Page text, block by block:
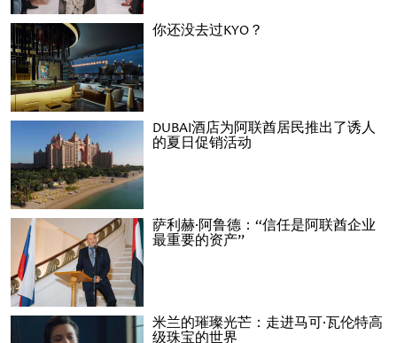
你还没去过KYO？
DUBAI酒店为阿联酋居民推出了诱人
的夏日促销活动
萨利赫·阿鲁德：“信任是阿联酋企业
最重要的资产”
米兰的璀璨光芒：走进马可·瓦伦特高
级珠宝的世界